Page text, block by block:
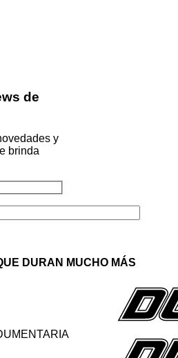
de
y
brinda
DURAN MUCHO MÁS